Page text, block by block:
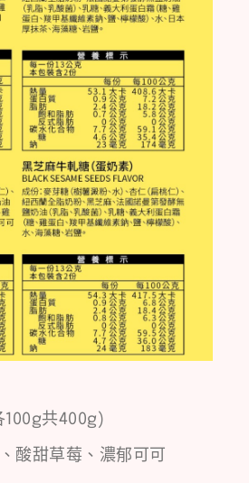
100g共400g)
酸甜草莓、濃郁可可